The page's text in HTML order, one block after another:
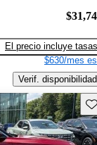
El precio incluye tasas
$630/mes
Verif. disponibilidad